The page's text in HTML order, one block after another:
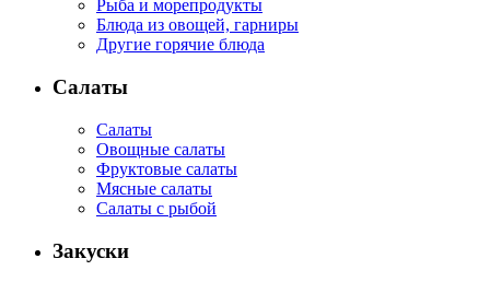
Рыба и морепродукты
Блюда из овощей, гарниры
Другие горячие блюда
Салаты
Салаты
Овощные салаты
Фруктовые салаты
Мясные салаты
Салаты с рыбой
Закуски